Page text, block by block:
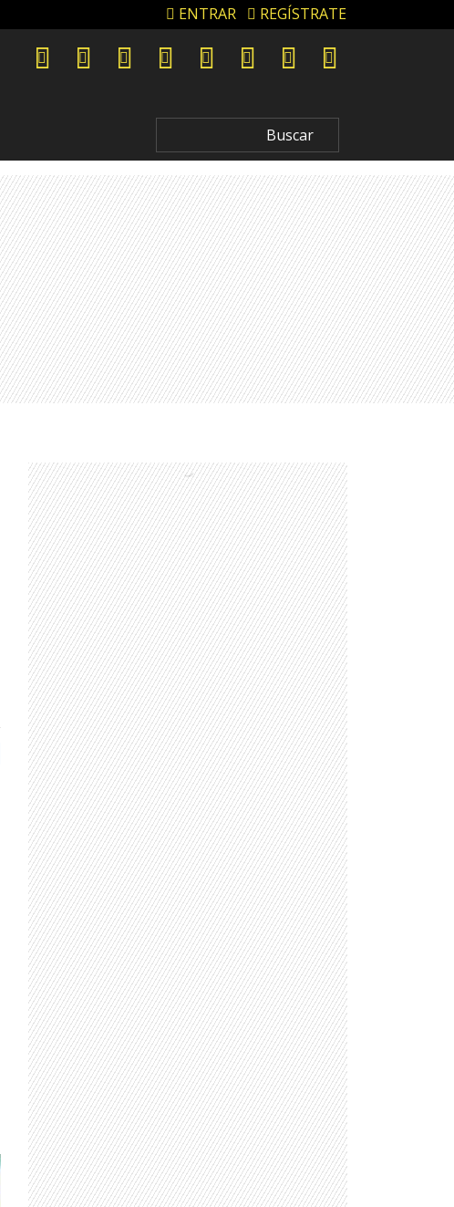
ENTRAR REGÍSTRATE